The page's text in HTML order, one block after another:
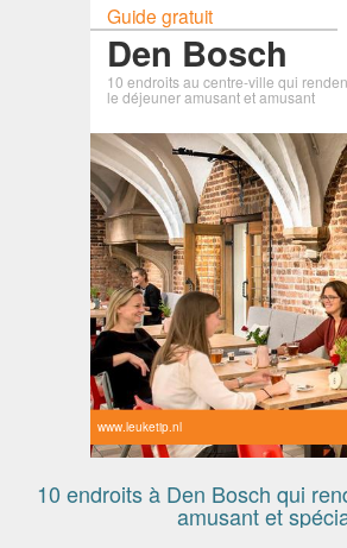
Guide gratuit
Den Bosch
10 endroits au centre-ville qui
le déjeuner amusant et amusant
www.leuketip.nl
10 endroits à Den Bosch qui
amusant et